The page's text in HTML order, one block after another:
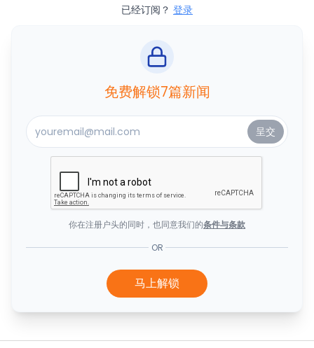
已经订阅？ 登录
免费解锁7篇新闻
你在注册户头的同时，也同意我们的条件与条款
OR
马上解锁